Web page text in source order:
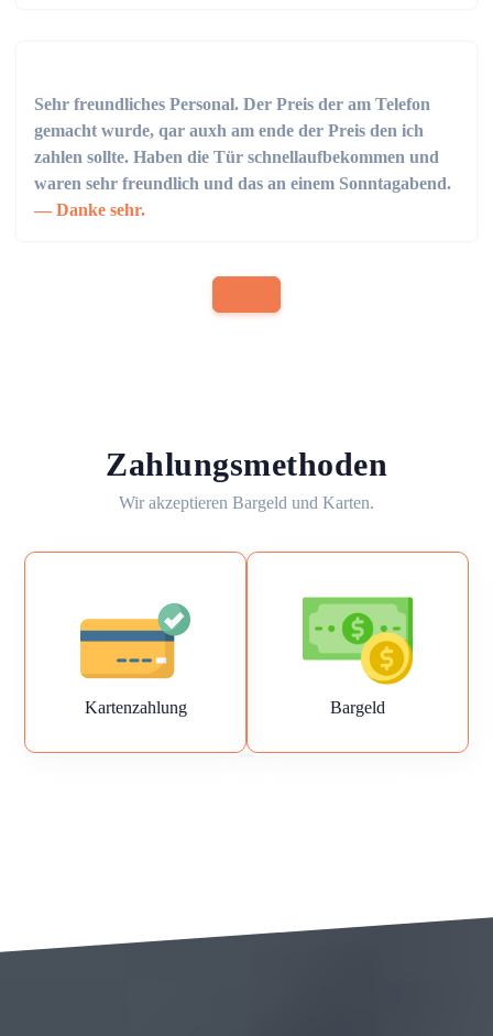
Sehr freundliches Personal. Der Preis der am Telefon
gemacht wurde, qar auxh am ende der Preis den ich
zahlen sollte. Haben die Tür schnellaufbekommen und
waren sehr freundlich und das an einem Sonntagabend.
Danke sehr.
Zahlungsmethoden
Wir akzeptieren Bargeld und Karten.
Kartenzahlung Bargeld